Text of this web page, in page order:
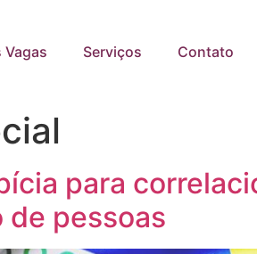
Vagas Serviços Contato
para
pessoas